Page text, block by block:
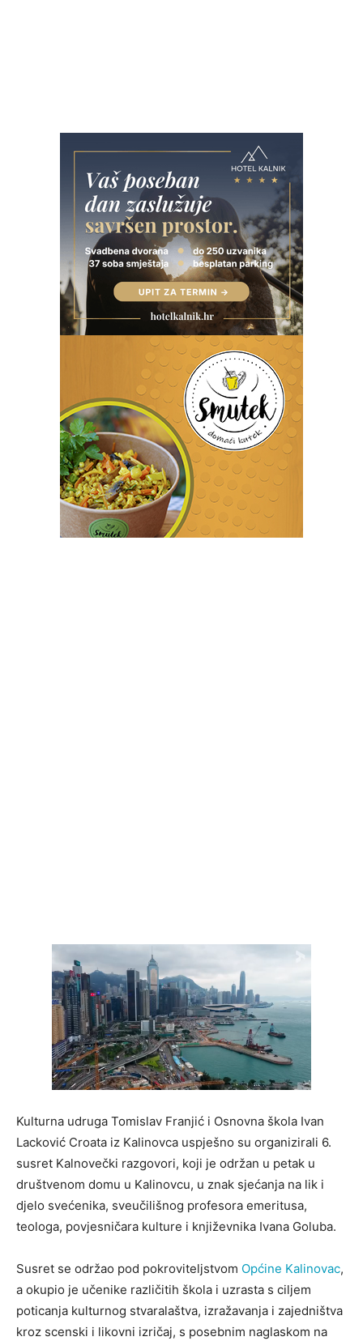
Kulturna udruga Tomislav Franjić i Osnovna škola Ivan
Lacković Croata iz Kalinovca uspješno su organizirali 6.
susret Kalnovečki razgovori, koji je održan u petak u
društvenom domu u Kalinovcu, u znak sjećanja na lik i
djelo svećenika, sveučilišnog profesora emeritusa,
teologa, povjesničara kulture i književnika Ivana Goluba.
Susret se održao pod pokroviteljstvom Općine Kalinovac,
a okupio je učenike različitih škola i uzrasta s ciljem
poticanja kulturnog stvaralaštva, izražavanja i zajedništva
kroz scenski i likovni izričaj, s posebnim naglaskom na